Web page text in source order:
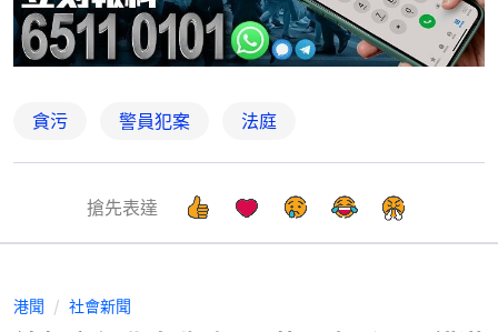
貪污 警員犯案 法庭
搶先表達
港聞 社會新聞